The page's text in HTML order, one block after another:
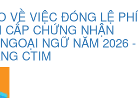
VỀ VIỆC ĐÓNG LỆ PHÍ
CẤP CHỨNG NHẬN
NGỮ NĂM 2026 -
CTIM